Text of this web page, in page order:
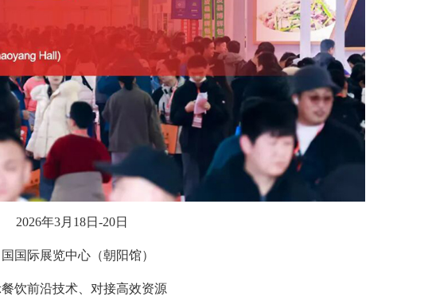
2026年3月18日-20日
国际展览中心（朝阳馆）
饮前沿技术、对接高效资源